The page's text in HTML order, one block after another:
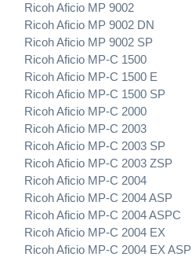
Ricoh Aficio MP 9002
Ricoh Aficio MP 9002 DN
Ricoh Aficio MP 9002 SP
Ricoh Aficio MP-C 1500
Ricoh Aficio MP-C 1500 E
Ricoh Aficio MP-C 1500 SP
Ricoh Aficio MP-C 2000
Ricoh Aficio MP-C 2003
Ricoh Aficio MP-C 2003 SP
Ricoh Aficio MP-C 2003 ZSP
Ricoh Aficio MP-C 2004
Ricoh Aficio MP-C 2004 ASP
Ricoh Aficio MP-C 2004 ASPC
Ricoh Aficio MP-C 2004 EX
Ricoh Aficio MP-C 2004 EX ASP